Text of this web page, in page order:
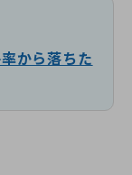
から落ちた